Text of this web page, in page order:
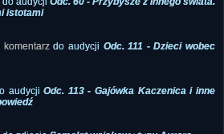
do audycji
Odc. 60 - Przybysze z innego świata.
istotami
komentarz do audycji
audycji
Odc. 113 - Gajówka Kaczenica i inne